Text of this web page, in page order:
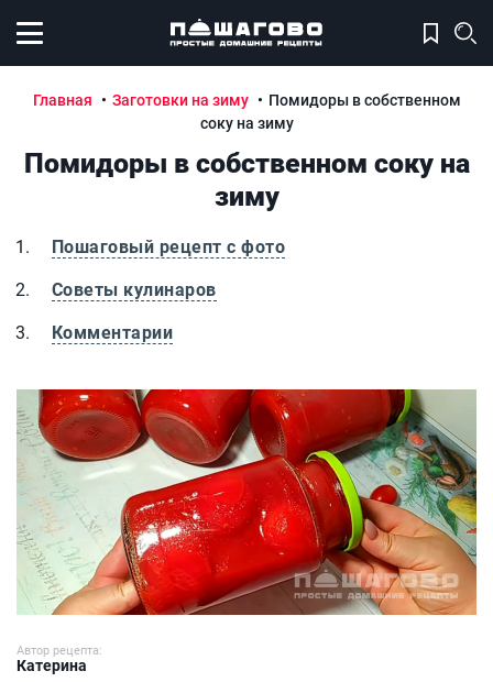
Открыть меню
Главная Заготовки на зиму
Помидоры в собственном
соку на зиму
Помидоры в собственном соку на
зиму
Пошаговый рецепт с фото
Советы кулинаров
Комментарии
Помидоры в собственном соку на зиму
Автор рецепта:
Катерина